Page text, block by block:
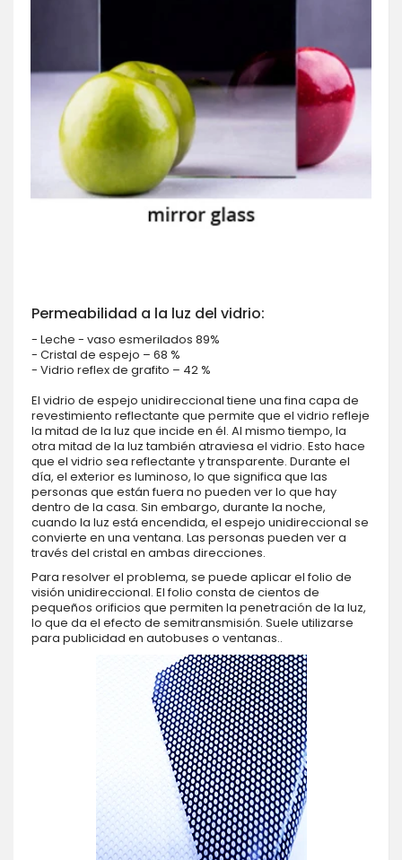
Permeabilidad a la luz del vidrio:
- Leche - vaso esmerilados 89%
- Cristal de espejo – 68 %
- Vidrio reflex de grafito – 42 %
El vidrio de espejo unidireccional tiene una fina capa de
revestimiento reflectante que permite que el vidrio refleje
la mitad de la luz que incide en él. Al mismo tiempo, la
otra mitad de la luz también atraviesa el vidrio. Esto hace
que el vidrio sea reflectante y transparente. Durante el
día, el exterior es luminoso, lo que significa que las
personas que están fuera no pueden ver lo que hay
dentro de la casa. Sin embargo, durante la noche,
cuando la luz está encendida, el espejo unidireccional se
convierte en una ventana. Las personas pueden ver a
través del cristal en ambas direcciones.
Para resolver el problema, se puede aplicar el folio de
visión unidireccional. El folio consta de cientos de
pequeños orificios que permiten la penetración de la luz,
lo que da el efecto de semitransmisión. Suele utilizarse
para publicidad en autobuses o ventanas..